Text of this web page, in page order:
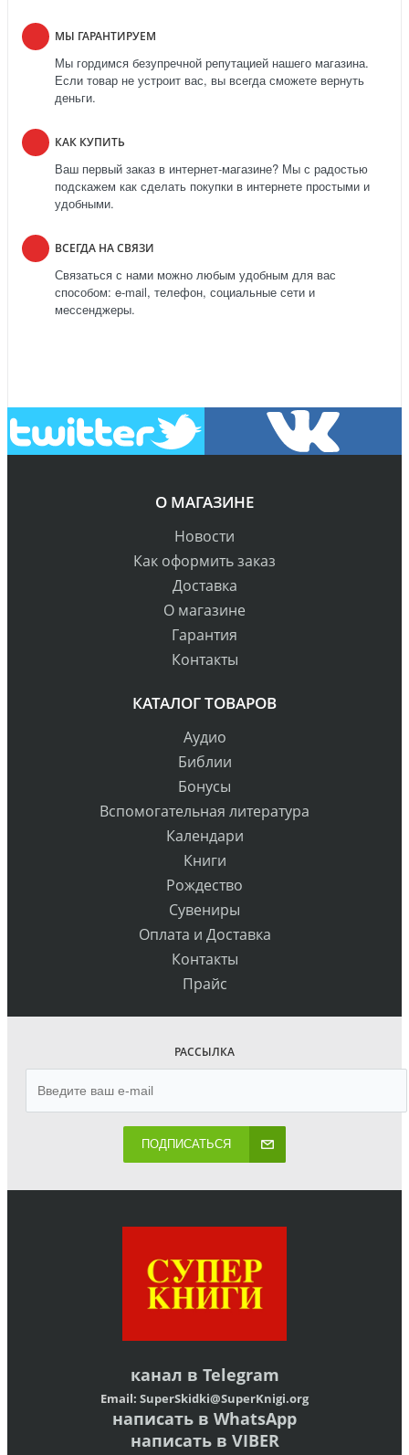
МЫ ГАРАНТИРУЕМ
Мы гордимся безупречной репутацией нашего магазина.
Если товар не устроит вас, вы всегда сможете вернуть
деньги.
КАК КУПИТЬ
Ваш первый заказ в интернет-магазине? Мы с радостью
подскажем как сделать покупки в интернете простыми и
удобными.
ВСЕГДА НА СВЯЗИ
Связаться с нами можно любым удобным для вас
способом: e-mail, телефон, социальные сети и
мессенджеры.
О МАГАЗИНЕ
Новости
Как оформить заказ
Доставка
О магазине
Гарантия
Контакты
КАТАЛОГ ТОВАРОВ
Аудио
Библии
Бонусы
Вспомогательная литература
Календари
Книги
Рождество
Сувениры
Оплата и Доставка
Контакты
Прайс
РАССЫЛКА
ПОДПИСАТЬСЯ
канал в Telegram
Email: SuperSkidki@SuperKnigi.org
написать в WhatsApp
написать в VIBER